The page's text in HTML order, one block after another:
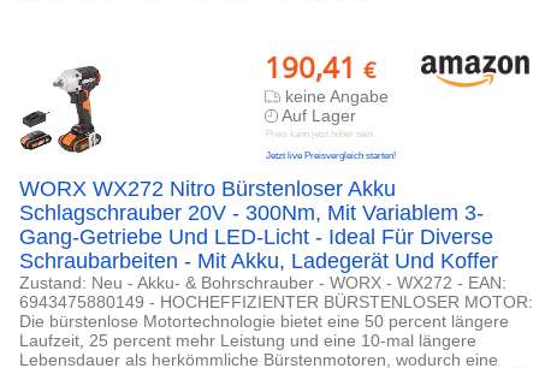
190,41 €
keine Angabe
Auf Lager
Preis kann jetzt höher sein
Jetzt live Preisvergleich starten!
WORX WX272 Nitro Bürstenloser Akku
Schlagschrauber 20V - 300Nm, Mit Variablem 3-
Gang-Getriebe Und LED-Licht - Ideal Für Diverse
Schraubarbeiten - Mit Akku, Ladegerät Und Koffer
Zustand: Neu - Akku- & Bohrschrauber - WORX - WX272 - EAN:
6943475880149 - HOCHEFFIZIENTER BÜRSTENLOSER MOTOR:
Die bürstenlose Motortechnologie bietet eine 50 percent längere
Laufzeit, 25 percent mehr Leistung und eine 10-mal längere
Lebensdauer als herkömmliche Bürstenmotoren, wodurch eine